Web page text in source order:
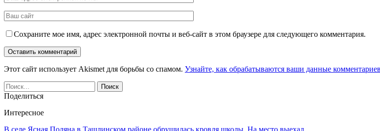
Сохраните мое имя, адрес электронной почты и веб-сайт в этом браузере для следующего комментария.
Этот сайт использует Akismet для борьбы со спамом. Узнайте, как обрабатываются ваши данные комментариев
Поделиться
Интересное
В селе Ясная Поляна в Ташлинском районе обрушилась кровля школы. На место выехал…